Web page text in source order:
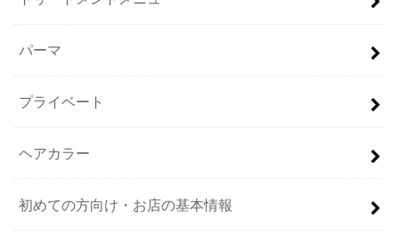
パーマ
プライベート
ヘアカラー
初めての方向け・お店の基本情報